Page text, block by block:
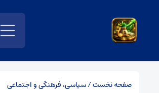
صفحه نخست/سیاسی، فرهنگی و اجتماعی